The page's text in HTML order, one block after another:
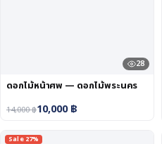
28
ดอกไม้หน้าศพ — ดอกไม้พระนคร
14,000฿10,000฿
Sale 27%